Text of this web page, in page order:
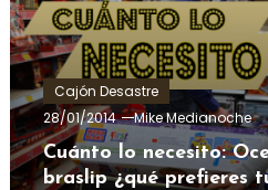
Cajón Desastre
28/01/2014
Mike Medianoche
Cuánto lo necesito:
braslip ¿qué prefieres